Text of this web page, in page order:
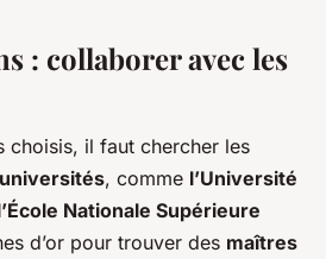
: collaborer avec les
choisis, il faut chercher les
universités, comme l’Université
Nationale Supérieure
d’or pour trouver des maîtres